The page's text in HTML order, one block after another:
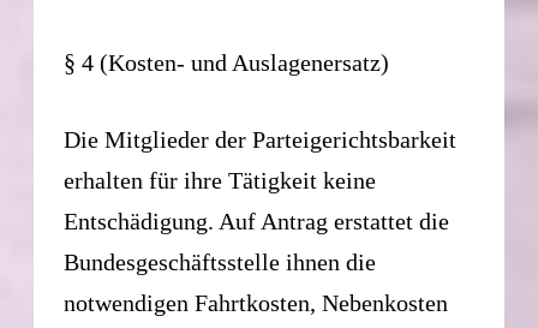
§ 4 (Kosten- und Auslagenersatz)
Die Mitglieder der Parteigerichtsbarkeit
erhalten für ihre Tätigkeit keine
Entschädigung. Auf Antrag erstattet die
Bundesgeschäftsstelle ihnen die
notwendigen Fahrtkosten, Nebenkosten